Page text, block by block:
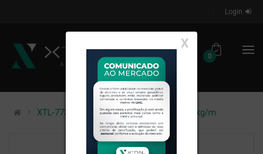
Login
0
X
XTL-773 - (MTX-081) - PESO LINEAR: 0,267kg/m